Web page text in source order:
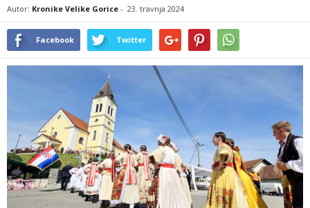
Autor: Kronike Velike Gorice - 23. travnja 2024
Facebook Twitter